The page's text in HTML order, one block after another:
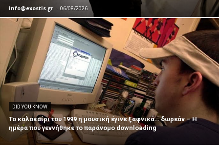
info@exostis.gr - 06/08/2026
DID YOU KNOW
Το καλοκαίρι του 1999 η μουσική έγινε ξαφνικά… δωρεάν – Η
ημέρα που γεννήθηκε το παράνομο downloading